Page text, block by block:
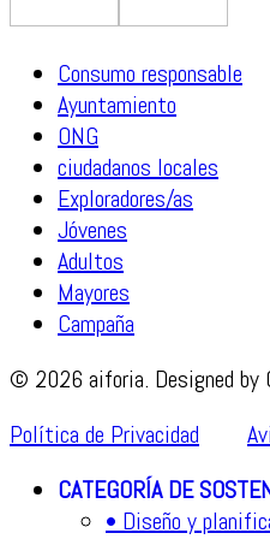
Consumo responsable
Ayuntamiento
ONG
ciudadanos locales
Exploradores/as
Jóvenes
Adultos
Mayores
Campaña
© 2026 aiforia. Designed by
Política de Privacidad
CATEGORÍA DE
• Diseño y